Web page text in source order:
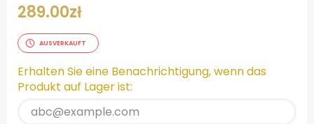
289.00zł
AUSVERKAUFT
Erhalten Sie eine Benachrichtigung, wenn das
Produkt auf Lager ist: